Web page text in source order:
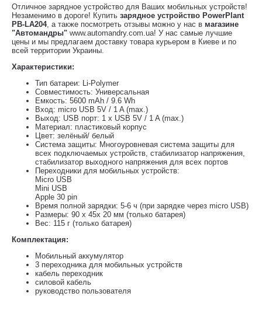
Отличное зарядное устройство для Ваших мобильных устройств!
Незаменимо в дороге! Купить зарядное устройство PowerPlant
PB-LA204, а также посмотреть отзывы можно у нас в магазине
"Автомандры" www.automandry.com.ua! У нас самые лучшие
цены и мы предлагаем доставку товара курьером в Киеве и по
всей территории Украины.
Характеристики:
Тип батареи: Li-Polymer
Совместимость: Универсальная
Емкость: 5600 mAh / 9.6 Wh
Вход: micro USB 5V / 1 A (max.)
Выход: USB порт: 1 x USB 5V / 1 A (max.)
Материал: пластиковый корпус
Цвет: зелёный/ белый
Система защиты: Многоуровневая система защиты для
всех подключаемых устройств, стабилизатор напряжения,
стабилизатор выходного напряжения для всех портов
Переходники для мобильных устройств:
Micro USB
Mini USB
Apple 30 pin
Время полной зарядки: 5-6 ч (при зарядке через micro USB)
Размеры: 90 х 45х 20 мм (только батарея)
Вес: 115 г (только батарея)
Комплектация:
Мобильный аккумулятор
3 переходникa для мобильных устройств
кабель переходник
силовой кабель
руководство пользователя